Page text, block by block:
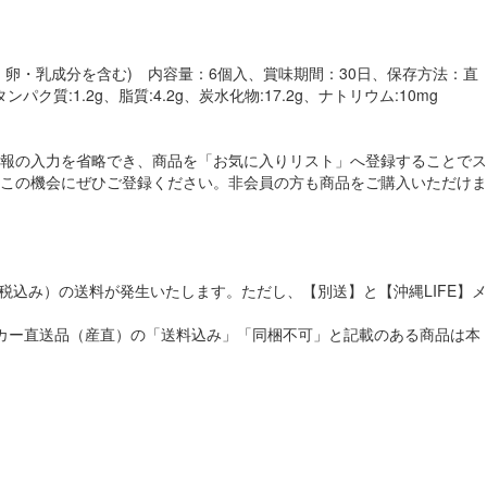
・乳成分を含む) 内容量：6個入、賞味期間：30日、保存方法：直
パク質:1.2g、脂質:4.2g、炭水化物:17.2g、ナトリウム:10mg
入力を省略でき、商品を「お気に入りリスト」へ登録することでス
機会にぜひご登録ください。非会員の方も商品をご購入いただけま
み）の送料が発生いたします。ただし、【別送】と【沖縄LIFE】メ
直送品（産直）の「送料込み」「同梱不可」と記載のある商品は本